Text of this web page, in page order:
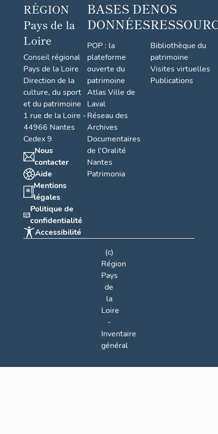
RÉGION
Pays de la
Loire
Conseil régional
Pays de la Loire
Direction de la
culture, du sport
et du patrimoine
1 rue de la Loire -
44966 Nantes
Cedex 9
Nous
contacter
Aide
Mentions
légales
Politique de
confidentialité
Accessibilité
BASES DE
DONNÉES
POP : la
plateforme
ouverte du
patrimoine
Atlas Ville de
Laval
Réseau des
Archives
Documentaires
de l'Oralité
Nantes
Patrimonia
NOS
Bibliothèque du
patrimoine
Visites virtuelles
Publications
(c)
Région
Pays
de
la
Loire
-
Inventaire
général